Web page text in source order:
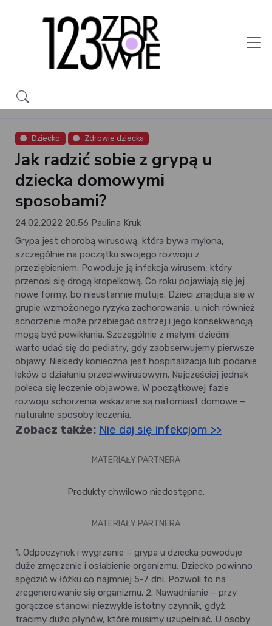
Dziecko Zdrowie dziecka
Jak radzić sobie z grypą u
dziecka domowymi
sposobami?
24.02.2022 20:56 Paulina Kruk
Grypa jest chorobą wirusową, która bywa mylona,
szczególnie na początku swojego rozwoju z
przeziębieniem. Powoduje ją infekcja wirusem, który
przenosi się drogą kropelkową. Co roku pojawiają się jej
nowe formy, bo nieustannie mutuje. Dzieci znajdują się w
grupie wzmożonego ryzyka zachorowania, u nich również
schorzenie może przebiegać ostrzej i jego konsekwencją
mogą być powikłania. Szczególnie z małymi dziećmi
warto udać się do pediatry, gdy zaobserwujemy pierwsze
objawy. Niekiedy konieczna jest hospitalizacja lub podanie
leków o działaniu przeciwwirusowym. Najczęściej jednak
poleca się leczenie objawowe. W początkowej fazie
rozwoju schorzenia wskazane są natomiast domowe –
naturalne sposoby leczenia.
Zobacz także: Nie daj się infekcjom >>
MATERIAŁY PARTNERA
Produkty chwilowo niedostępne.
MATERIAŁY PARTNERA
1. Odpoczynek i wygrzanie – grypa u dziecka powoduje
duże zmęczenie i osłabienie organizmu. Dziecko powinno
spędzić w łóżku co najmniej 5-7 dni. Pozwoli to na
zregenerowanie się organizmu. 2. Nawadnianie – przy
gorączce stanowi niezwykle istotny czynnik, gdyż
tracimy dużo płynów, które musimy uzupełniać. U osoby